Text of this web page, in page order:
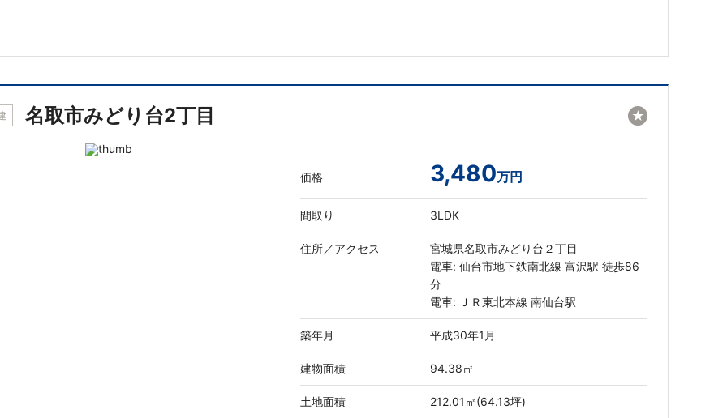
名取市みどり台2丁目
価格 3,480万円
間取り 3LDK
住所／アクセス
宮城県名取市みどり台２丁目
電車: 仙台市地下鉄南北線 富沢駅 徒歩86
分
電車: ＪＲ東北本線 南仙台駅
築年月 平成30年1月
建物面積 94.38㎡
土地面積 212.01㎡(64.13坪)
★